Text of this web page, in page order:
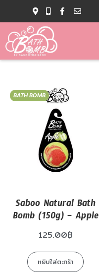
BATH BOMB
Saboo Natural Bath
Bomb (150g) – Apple
125.00฿
หยิบใส่ตะกร้า